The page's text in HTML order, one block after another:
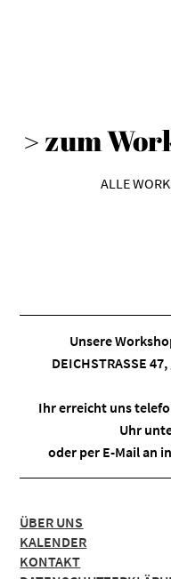
> zum
ALLE
Unsere
DEICHSTRASSE
Ihr erreicht uns
Uhr
oder per E-Mail an
ÜBER UNS
KALENDER
KONTAKT